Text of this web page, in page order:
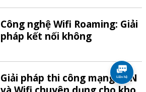
Công nghệ Wifi Roaming: Giải
pháp kết nối không
Giải pháp thi công mạng LAN